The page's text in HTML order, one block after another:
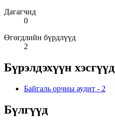
Дагагчид
0
Өгөгдлийн бүрдлүүд
2
Бүрэлдэхүүн хэсгүүд
Байгаль орчны аудит - 2
Бүлгүүд